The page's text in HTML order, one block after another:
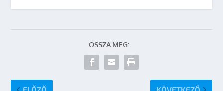
OSSZA MEG: